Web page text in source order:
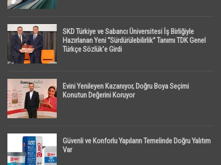
SKD Türkiye ve Sabancı Üniversitesi İş Birliğiyle
Hazırlanan Yeni “Sürdürülebilirlik” Tanımı TDK Genel
Türkçe Sözlük’e Girdi
Evini Yenileyen Kazanıyor, Doğru Boya Seçimi
Konutun Değerini Koruyor
Güvenli ve Konforlu Yapıların Temelinde Doğru Yalıtım
Var